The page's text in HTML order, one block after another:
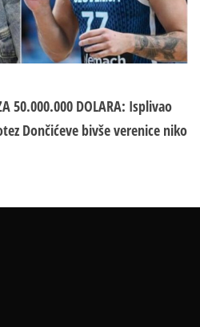
50.000.000 DOLARA: Isplivao
Dončićeve bivše verenice niko